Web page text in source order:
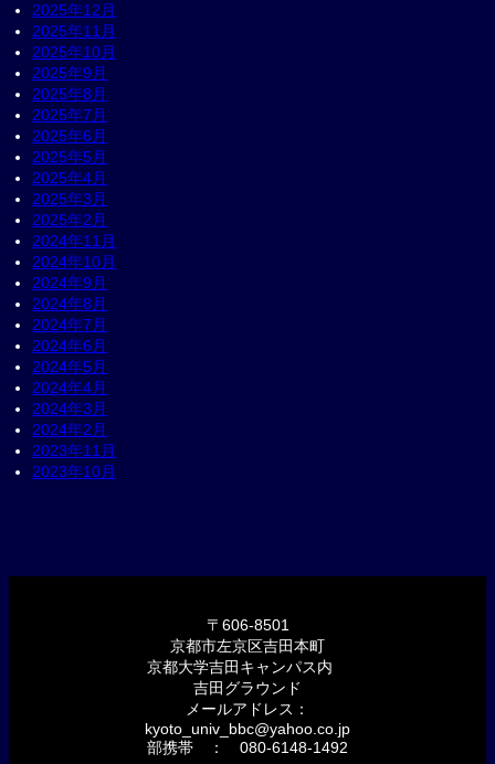
2025年12月
2025年11月
2025年10月
2025年9月
2025年8月
2025年7月
2025年6月
2025年5月
2025年4月
2025年3月
2025年2月
2024年11月
2024年10月
2024年9月
2024年8月
2024年7月
2024年6月
2024年5月
2024年4月
2024年3月
2024年2月
2023年11月
2023年10月
〒606-8501
京都市左京区吉田本町
京都大学吉田キャンパス内
吉田グラウンド
メールアドレス：
kyoto_univ_bbc@yahoo.co.jp
部携帯 ： 080-6148-1492